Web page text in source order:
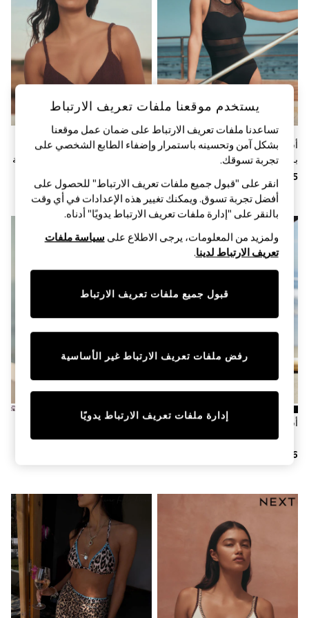
Sandals & Sliders
Jumpsuits & Playsuits
Shorts & Skirts
Sun Safe
Sun Hats & Caps
Sunglasses
Women's Holiday Shop
Dresses
Occasionwear
Linen Collection
Tops & T-Shirts
Cover Ups & Kaftans
Swimwear
Jumpsuits & Playsuits
Beachwear
Trousers
Sunglasses
Boys' Holiday Shop
Boys' Travel Styles
Sunset Styles
Occasionwear
Linen Collection
Shirts
Swimwear
Shorts
Sandals & Clogs
Occasionwear
Dresses
Sets & Outfits
Rompers
Sandals
Swimwear
Sun Hats & Caps
أسود بحافة شبكية - بدلة سباحة
برقبة عالية للتحكم في البطن
بني داكن - بتصميم مجعد - قطعة
بكيني علوية بسلك سفلي غير مبطنة
أسود - بنطلون ضيق للسباحة
نقشة جلد فهد باللونين الأخضر
والأسود - توب بكيني سلكي مبطن
يستخدم موقعنا ملفات تعريف الارتباط
تساعدنا ملفات تعريف الارتباط على ضمان عمل موقعنا
بشكل آمن وتحسينه باستمرار وإضفاء الطابع الشخصي على
تجربة تسوقك.‏
انقر على "قبول جميع ملفات تعريف الارتباط" للحصول على
أفضل تجربة تسوق. ويمكنك تغيير هذه الإعدادات في أي وقت
بالنقر على "إدارة ملفات تعريف الارتباط يدويًا" أدناه.
ولمزيد من المعلومات، يرجى الاطلاع على سياسة ملفات
تعريف الارتباط لدينا.
قبول جميع ملفات تعريف الارتباط
رفض ملفات تعريف الارتباط غير الأساسية
إدارة ملفات تعريف الارتباط يدويًا